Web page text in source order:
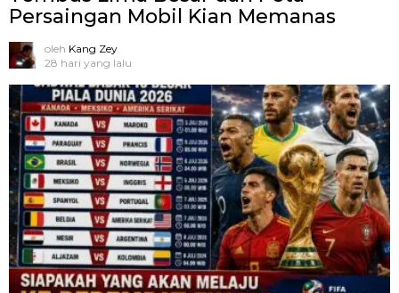
Persaingan Mobil Kian Memanas
oleh Kang Zey
28 hari yang lalu